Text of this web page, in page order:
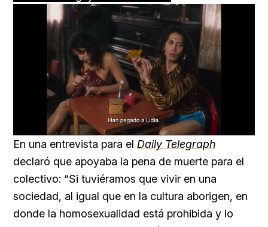
Unmute Loaded:
57.99%
En una entrevista para el Daily Telegraph
declaró que apoyaba la pena de muerte para el
colectivo: “Si tuviéramos que vivir en una
sociedad, al igual que en la cultura aborigen, en
donde la homosexualidad está prohibida y lo